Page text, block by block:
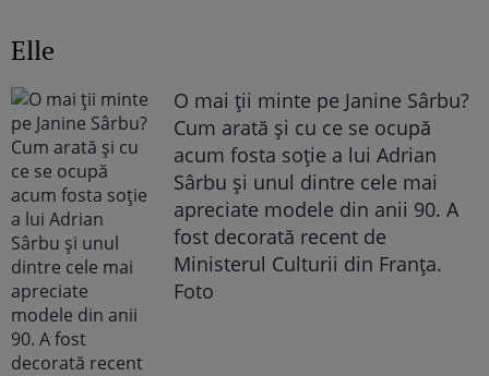
Elle
O mai ții minte pe Janine Sârbu?
Cum arată și cu ce se ocupă
acum fosta soție a lui Adrian
Sârbu și unul dintre cele mai
apreciate modele din anii 90. A
fost decorată recent de
Ministerul Culturii din Franța.
Foto